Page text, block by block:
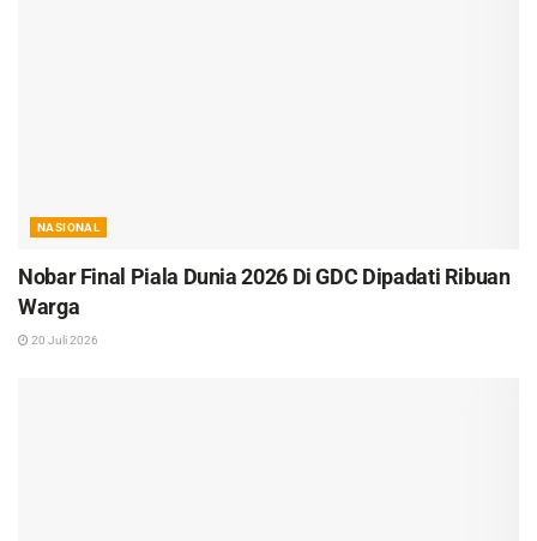
NASIONAL
Nobar Final Piala Dunia 2026 Di GDC Dipadati Ribuan
Warga
20 Juli 2026